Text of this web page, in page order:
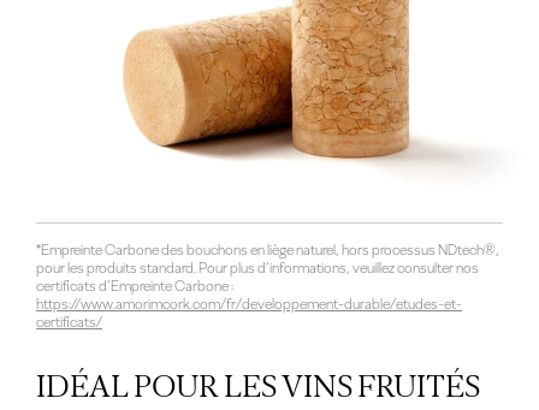
*Empreinte Carbone des bouchons en liège naturel, hors processus NDtech®,
pour les produits standard. Pour plus d’informations, veuillez consulter nos
certificats d’Empreinte Carbone :
https://www.amorimcork.com/fr/developpement-durable/etudes-et-
certificats/
IDÉAL POUR LES VINS FRUITÉS